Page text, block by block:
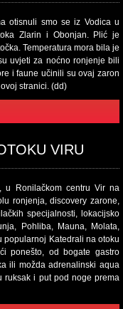
otisnuli smo se iz Vodica u
Zlarin i Obonjan. Plić je
Temperatura mora bila je
uvjeti za noćno ronjenje bili
i faune učinili su ovaj zaron
stranici. (dd)
VIRU
u Ronilačkom centru Vir na
ronjenja, discovery zarone,
specijalnosti, lokacijsko
Pohliba, Mauna, Molata,
popularnoj Katedrali na otoku
ponešto, od bogate gastro
ili možda adrenalinski aqua
ruksak i put pod noge prema